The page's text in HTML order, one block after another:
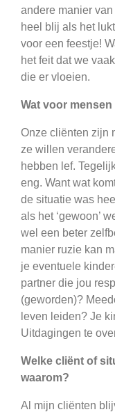
andere manier
heel blij als het
voor een feestje!
het feit dat we
die er vloeien.
Wat voor
Onze cliënten zijn
ze willen
hebben lef.
eng. Want wat
de situatie was
als het ‘gewoon’
wel een beter
manier ruzie kan
je eventuele
partner die jou
(geworden)?
leven leiden? Je
Uitdagingen te
Welke cliënt of
waarom?
Al mijn cliënten